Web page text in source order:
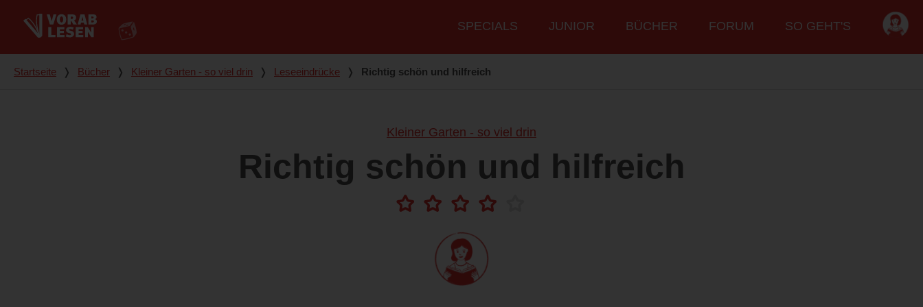
Hauptmenü
SPECIALS JUNIOR BÜCHER FORUM SO GEHT'S
Du bist hier
Startseite ❭ Bücher ❭ Kleiner Garten - so viel drin ❭ Leseeindrücke ❭ Richtig schön und hilfreich
Kleiner Garten - so viel drin
Richtig schön und hilfreich